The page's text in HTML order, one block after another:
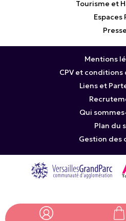
Tourisme et
Espaces
Presse
Mentions
CPV et
Liens et
Qui
Plan du
Gestion des